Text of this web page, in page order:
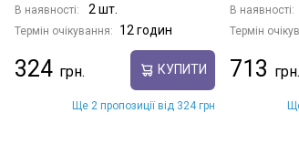
В наявності: 2 шт.
Термін очікування: 12 годин
324 КУПИТИ
Ще 2 пропозиції від 324 грн
В наявності:
Термін
713